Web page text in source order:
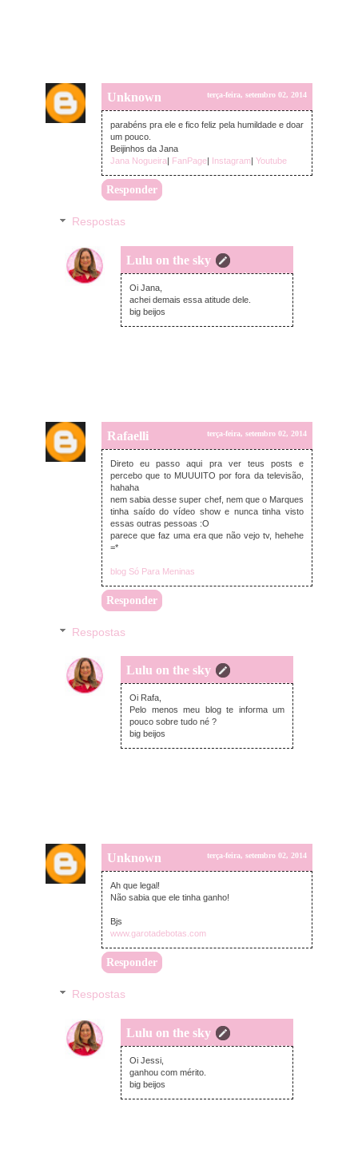
Unknown terça-feira, setembro 02, 2014
parabéns pra ele e fico feliz pela humildade e doar
um pouco.
Beijinhos da Jana
Jana Nogueira
FanPage Instagram Youtube
Responder
Respostas
Lulu on the sky
quarta-feira, setembro 03, 2014
Oi Jana,
achei demais essa atitude dele.
big beijos
Rafaelli terça-feira, setembro 02, 2014
Direto eu passo aqui pra ver teus posts e
percebo que to MUUUITO por fora da televisão,
hahaha
nem sabia desse super chef, nem que o Marques
tinha saído do vídeo show e nunca tinha visto
essas outras pessoas :O
parece que faz uma era que não vejo tv, hehehe
=*
blog Só Para Meninas
Responder
Respostas
Lulu on the sky
quarta-feira, setembro 03, 2014
Oi Rafa,
Pelo menos meu blog te informa um
pouco sobre tudo né ?
big beijos
Unknown terça-feira, setembro 02, 2014
Ah que legal!
Não sabia que ele tinha ganho!
Bjs
www.garotadebotas.com
Responder
Respostas
Lulu on the sky
quarta-feira, setembro 03, 2014
Oi Jessi,
ganhou com mérito.
big beijos